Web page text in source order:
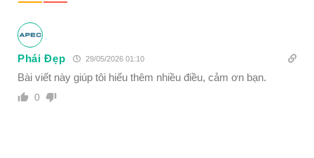
Phái Đẹp 29/05/2026 01:10
Bài viết này giúp tôi hiểu thêm nhiều điều, cảm ơn bạn.
0